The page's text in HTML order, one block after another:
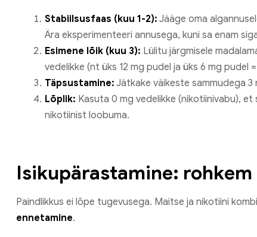
Stabiilsusfaas (kuu 1-2): Jääge oma
Ära eksperimenteeri annusega, kuni sa enam
Esimene lõik (kuu 3): Lülitu järgmisele
vedelikke (nt üks 12 mg pudel ja üks 6 mg pudel
Täpsustamine: Jätkake väikeste sammudega 3
Lõplik: Kasuta 0 mg vedelikke (nikotiinivabu),
nikotiinist loobuma.
Isikupärastamine:
Paindlikkus ei lõpe tugevusega. Maitse ja nikotiini
ennetamine.